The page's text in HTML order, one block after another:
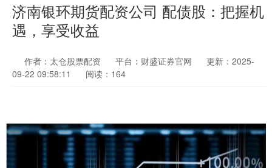
济南银环期货配资公司 配债股：把握机
遇，享受收益
作者：太仓股票配资 平台：财盛证券官网
更新：2025-
09-22 09:58:11
阅读：164